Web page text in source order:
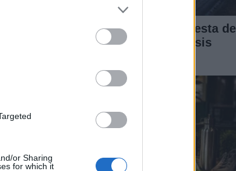
or Sharing
for which it
para
un acabado
detalles
evoca la
Análisis de la respuesta del
Gobierno ante la crisis